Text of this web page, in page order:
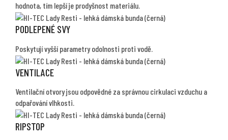
hodnota, tím lepší je prodyšnost materiálu.
PODLEPENÉ SVY
Poskytují vyšší parametry odolnosti proti vodě.
VENTILACE
Ventilační otvory jsou odpovědné za správnou cirkulaci vzduchu a
odpařování vlhkosti.
RIPSTOP